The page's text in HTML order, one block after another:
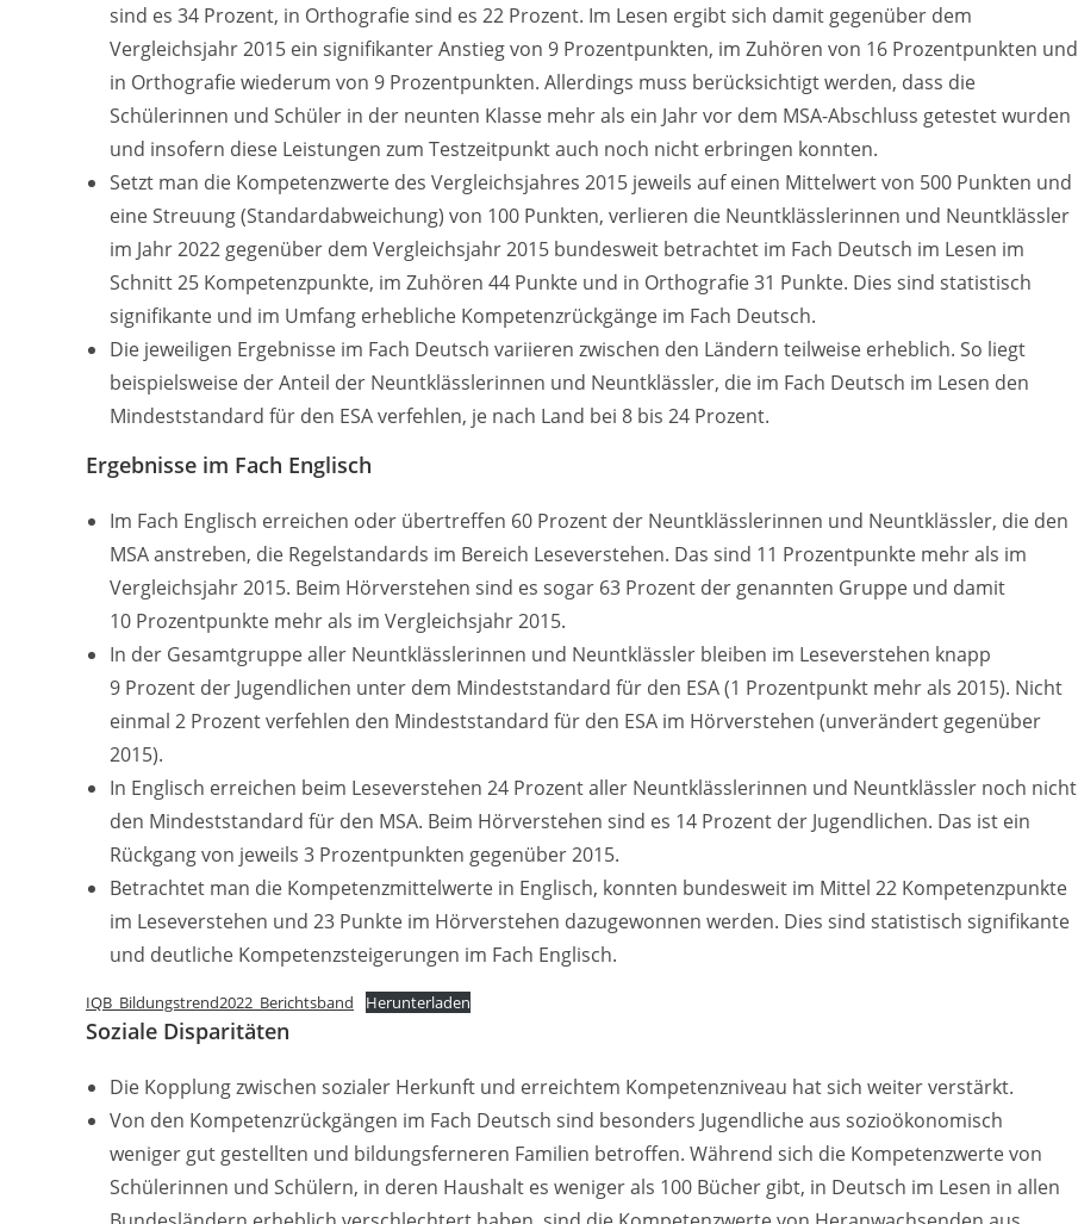
sind es 34 Prozent, in Orthografie sind es 22 Prozent. Im Lesen ergibt sich damit gegenüber dem
Vergleichsjahr 2015 ein signifikanter Anstieg von 9 Prozentpunkten, im Zuhören von 16 Prozentpunkten und
in Orthografie wiederum von 9 Prozentpunkten. Allerdings muss berücksichtigt werden, dass die
Schülerinnen und Schüler in der neunten Klasse mehr als ein Jahr vor dem MSA-Abschluss getestet wurden
und insofern diese Leistungen zum Testzeitpunkt auch noch nicht erbringen konnten.
Setzt man die Kompetenzwerte des Vergleichsjahres 2015 jeweils auf einen Mittelwert von 500 Punkten und
eine Streuung (Standardabweichung) von 100 Punkten, verlieren die Neuntklässlerinnen und Neuntklässler
im Jahr 2022 gegenüber dem Vergleichsjahr 2015 bundesweit betrachtet im Fach Deutsch im Lesen im
Schnitt 25 Kompetenzpunkte, im Zuhören 44 Punkte und in Orthografie 31 Punkte. Dies sind statistisch
signifikante und im Umfang erhebliche Kompetenzrückgänge im Fach Deutsch.
Die jeweiligen Ergebnisse im Fach Deutsch variieren zwischen den Ländern teilweise erheblich. So liegt
beispielsweise der Anteil der Neuntklässlerinnen und Neuntklässler, die im Fach Deutsch im Lesen den
Mindeststandard für den ESA verfehlen, je nach Land bei 8 bis 24 Prozent.
Ergebnisse im Fach Englisch
Im Fach Englisch erreichen oder übertreffen 60 Prozent der Neuntklässlerinnen und Neuntklässler, die den
MSA anstreben, die Regelstandards im Bereich Leseverstehen. Das sind 11 Prozentpunkte mehr als im
Vergleichsjahr 2015. Beim Hörverstehen sind es sogar 63 Prozent der genannten Gruppe und damit
10 Prozentpunkte mehr als im Vergleichsjahr 2015.
In der Gesamtgruppe aller Neuntklässlerinnen und Neuntklässler bleiben im Leseverstehen knapp
9 Prozent der Jugendlichen unter dem Mindeststandard für den ESA (1 Prozentpunkt mehr als 2015). Nicht
einmal 2 Prozent verfehlen den Mindeststandard für den ESA im Hörverstehen (unverändert gegenüber
2015).
In Englisch erreichen beim Leseverstehen 24 Prozent aller Neuntklässlerinnen und Neuntklässler noch nicht
den Mindeststandard für den MSA. Beim Hörverstehen sind es 14 Prozent der Jugendlichen. Das ist ein
Rückgang von jeweils 3 Prozentpunkten gegenüber 2015.
Betrachtet man die Kompetenzmittelwerte in Englisch, konnten bundesweit im Mittel 22 Kompetenzpunkte
im Leseverstehen und 23 Punkte im Hörverstehen dazugewonnen werden. Dies sind statistisch signifikante
und deutliche Kompetenzsteigerungen im Fach Englisch.
IQB_Bildungstrend2022_Berichtsband Herunterladen
Soziale Disparitäten
Die Kopplung zwischen sozialer Herkunft und erreichtem Kompetenzniveau hat sich weiter verstärkt.
Von den Kompetenzrückgängen im Fach Deutsch sind besonders Jugendliche aus sozioökonomisch
weniger gut gestellten und bildungsferneren Familien betroffen. Während sich die Kompetenzwerte von
Schülerinnen und Schülern, in deren Haushalt es weniger als 100 Bücher gibt, in Deutsch im Lesen in allen